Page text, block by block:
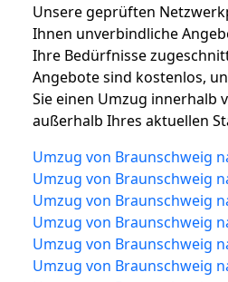
Unsere geprüften
Ihnen unverbindliche
Ihre Bedürfnisse
Angebote sind kostenlos,
Sie einen Umzug innerhalb
außerhalb Ihres aktuellen
Umzug von Braunschweig
Umzug von Braunschweig
Umzug von Braunschweig
Umzug von Braunschweig
Umzug von Braunschweig
Umzug von Braunschweig